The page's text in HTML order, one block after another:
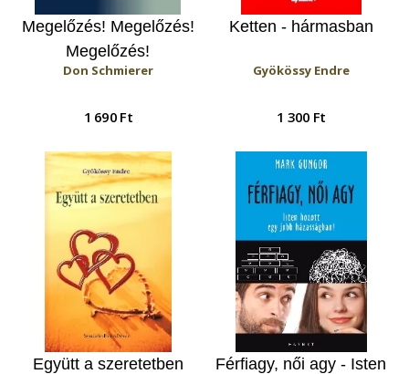
Megelőzés! Megelőzés!
Megelőzés!
Don Schmierer
1 690 Ft
Ketten - hármasban
Gyökössy Endre
1 300 Ft
Együtt a szeretetben
Férfiagy, női agy - Isten